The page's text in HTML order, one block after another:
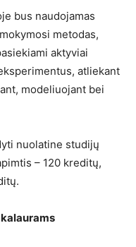
bus naudojamas
metodas,
aktyviai
atliekant
modeliuojant bei
nuolatine studijų
– 120 kreditų,